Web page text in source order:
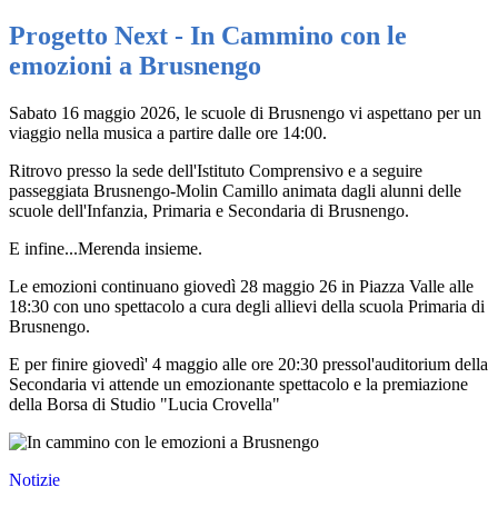
Progetto Next - In Cammino con le
emozioni a Brusnengo
Sabato 16 maggio 2026, le scuole di Brusnengo vi aspettano per un
viaggio nella musica a partire dalle ore 14:00.
Ritrovo presso la sede dell'Istituto Comprensivo e a seguire
passeggiata Brusnengo-Molin Camillo animata dagli alunni delle
scuole dell'Infanzia, Primaria e Secondaria di Brusnengo.
E infine...Merenda insieme.
Le emozioni continuano giovedì 28 maggio 26 in Piazza Valle alle
18:30 con uno spettacolo a cura degli allievi della scuola Primaria di
Brusnengo.
E per finire giovedì' 4 maggio alle ore 20:30 pressol'auditorium della
Secondaria vi attende un emozionante spettacolo e la premiazione
della Borsa di Studio "Lucia Crovella"
Notizie